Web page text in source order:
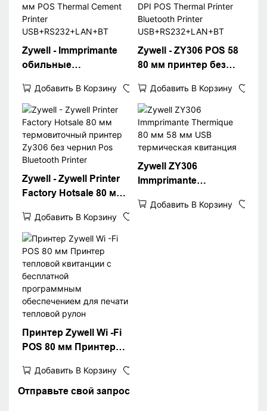
Zywell - Immprimante
обильные
счетов ZY306 80 мм
POS Thermal Cement
Printer
USB+RS232+LAN+BT
Добавить В Корзину
Zywell - ZY306 POS 58
80 мм принтер без
300 DPI POS Thermal
Printer Bluetooth
Printer
USB+RS232+LAN+BT
Добавить В Корзину
Zywell - Zywell Printer
Factory Hotsale 80 мм
принтер Zy306 без
чернил Pos Bluetooth
Printer
Добавить В Корзину
Zywell ZY306
Immprimante
мм USB термическая
Добавить В Корзину
Принтер Zywell Wi -Fi
POS 80 мм Принтер
бесплатной
программным
Добавить В Корзину
Отправьте свой запрос